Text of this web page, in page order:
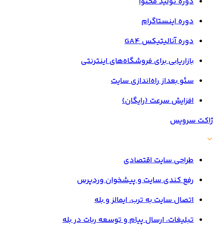
دوره اینستاگرام
دوره آنالیتیکس GA4
بازاریابی برای فروشگاه‌های اینترنتی
سئو بعداز راه‌اندازی سایت
افزایش سرعت (رایگان)
ژاکت سرویس
طراحی سایت اقتصادی
رفع کندی سایت و پیشخوان وردپرس
اتصال سایت به ترب، ایمالز و بله
تبلیغات، ارسال پیام و توسعه ربات در بله